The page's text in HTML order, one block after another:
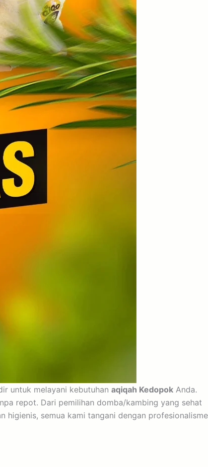
untuk melayani kebutuhan aqiqah Kedopok Anda.
repot. Dari pemilihan domba/kambing yang sehat
higienis, semua kami tangani dengan profesionalisme